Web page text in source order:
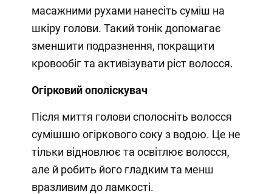
масажними рухами нанесіть суміш на
шкіру голови. Такий тонік допомагає
зменшити подразнення, покращити
кровообіг та активізувати ріст волосся.
Огірковий ополіскувач
Після миття голови сполосніть волосся
сумішшю огіркового соку з водою. Це не
тільки відновлює та освітлює волосся,
але й робить його гладким та менш
вразливим до ламкості.